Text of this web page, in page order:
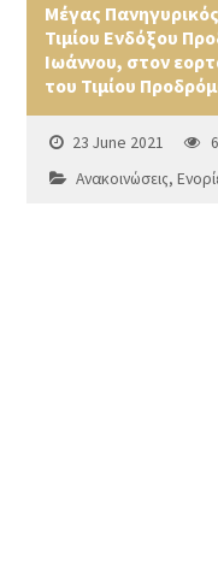
Μέγας
Τιμίου Ενδόξου
Ιωάννου, στον
του Τιμίου
23 June 2021
Ανακοινώσεις,